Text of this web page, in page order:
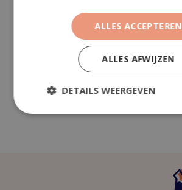
Totaal (incl. btw)
ADD TO CART
ALLES ACCEPTEREN
ALLES AFWIJZEN
DETAILS WEERGEVEN